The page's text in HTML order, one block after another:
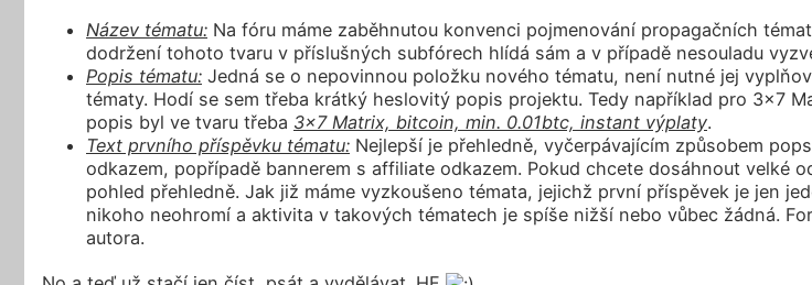
Název tématu: Na fóru máme zaběhnutou konvenci pojmenování propagačních
dodržení tohoto tvaru v příslušných subfórech hlídá sám a v případě nesouladu
Popis tématu: Jedná se o nepovinnou položku nového tématu, není nutné jej
tématy. Hodí se sem třeba krátký heslovitý popis projektu. Tedy například pro 3x7
popis byl ve tvaru třeba 3x7 Matrix, bitcoin, min. 0.01btc, instant výplaty.
Text prvního příspěvku tématu: Nejlepší je přehledně, vyčerpávajícím způsobem
odkazem, popřípadě bannerem s affiliate odkazem. Pokud chcete dosáhnout
pohled přehledně. Jak již máme vyzkoušeno témata, jejichž první příspěvek je jen
nikoho neohromí a aktivita v takových tématech je spíše nižší nebo vůbec žádná.
autora.